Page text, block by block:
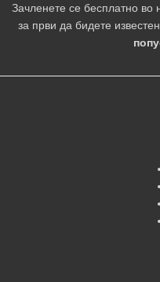
Зачленете се бесплатно во
за први да бидете